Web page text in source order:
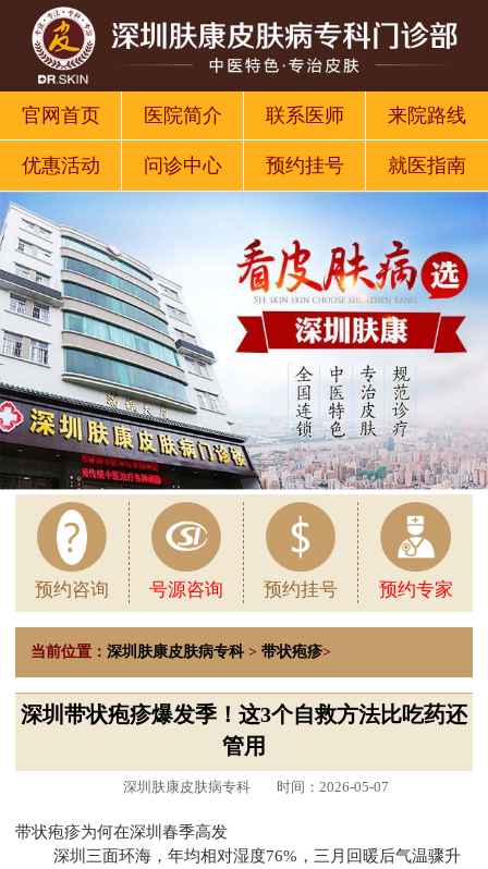
官网首页 医院简介 联系医师 来院路线
优惠活动 问诊中心 预约挂号 就医指南
预约咨询 号源咨询 预约挂号 预约专家
当前位置： 深圳肤康皮肤病专科 > 带状疱疹>
深圳带状疱疹爆发季！这3个自救方法比吃药还
管用
深圳肤康皮肤病专科 时间：2026-05-07
带状疱疹为何在深圳春季高发
深圳三面环海，年均相对湿度76%，三月回暖后气温骤升